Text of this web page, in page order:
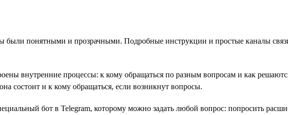
были понятными и прозрачными. Подробные инструкции и простые каналы
внутренние процессы: к кому обращаться по разным вопросам и как
состоит и к кому обращаться, если возникнут вопросы.
бот в Telegram, которому можно задать любой вопрос: попросить